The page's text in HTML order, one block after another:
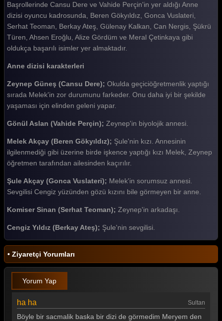
Başrollerinde Cansu Dere ve Vahide Perçin'in yer aldığı Anne
dizisi oyuncu kadrosunda, Beren Gökyıldız, Gonca Vuslateri,
Serhat Teoman, Berkay Ateş, Gülenay Kalkan, Can Nergis, Şükrü
Türen, Ahsen Eroğlu, Alize Gördüm ve Meral Çetinkaya gibi
oldukça başarılı isimler yer almaktadır.
Anne dizisi karakterleri
Zeynep Güneş (Cansu Dere); Okulda geçiciöğretmenlik yaptığı
sırada Melek'in zor durumunu farkeder. Onu daha iyi bir şekilde
yaşaması için elinden geleni yapar.
Gönül Aslan (Vahide Perçin); Zeynep'in biyolojik annesi.
Melek Akçay (Beren Gökyıldız); Şule'nin kızı. Annesinin
ilgilenmediği gibi üzerine birde işkence yaptığı kızı Melek, Zeynep
öğretmen tarafından ailesinden kaçırılır.
Şule Akçay (Gonca Vuslateri); Melek'in sorumsuz annesi.
Sevgilisi Cengiz yüzünden gözü kızını bile görmeyen bir anne.
Komiser Sinan (Serhat Teoman); Zeynep'in arkadaşı.
Cengiz Yıldız (Berkay Ateş); Şule'nin sevgilisi.
• Ziyaretçi Yorumları
Yorum Yap
ha ha Sultan
Böyle bir sacmalik baska bir dizi de görmedim Meryem den